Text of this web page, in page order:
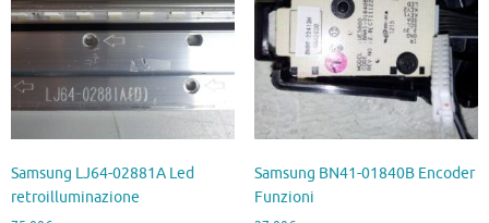
Samsung LJ64-02881A Led
retroilluminazione
Samsung BN41-01840B Encoder
Funzioni